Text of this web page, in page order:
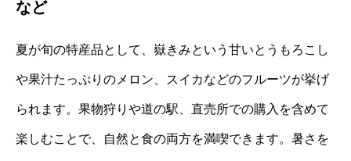
など
夏が旬の特産品として、嶽きみという甘いとうもろこし
や果汁たっぷりのメロン、スイカなどのフルーツが挙げ
られます。果物狩りや道の駅、直売所での購入を含めて
楽しむことで、自然と食の両方を満喫できます。暑さを